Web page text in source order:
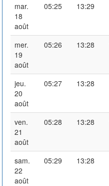
mar.
18
août
05:25 13:29
mer.
19
août
05:26 13:28
jeu.
20
août
05:27 13:28
ven.
21
août
05:28 13:28
sam.
22
août
05:29 13:28